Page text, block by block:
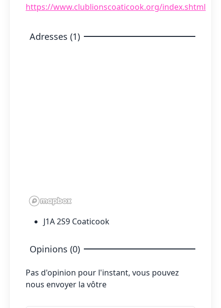
https://www.clublionscoaticook.org/index.shtml
Adresses (1)
J1A 2S9 Coaticook
Opinions (0)
Pas d'opinion pour l'instant, vous pouvez
nous envoyer la vôtre